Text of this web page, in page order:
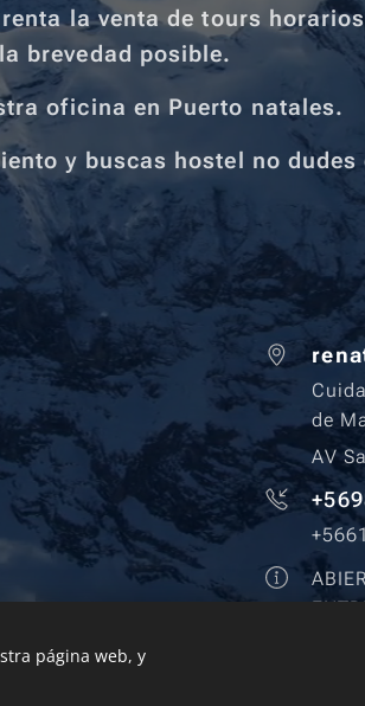
la venta de tours
brevedad posible.
oficina en Puerto natales.
y buscas hostel no
de
AV
página web, y